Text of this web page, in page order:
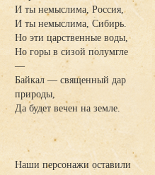
И ты немыслима, Россия,
И ты немыслима, Сибирь.
Но эти царственные воды,
Но горы в сизой полумгле
—
Байкал — священный дар
природы,
Да будет вечен на земле.
Наши персонажи оставили